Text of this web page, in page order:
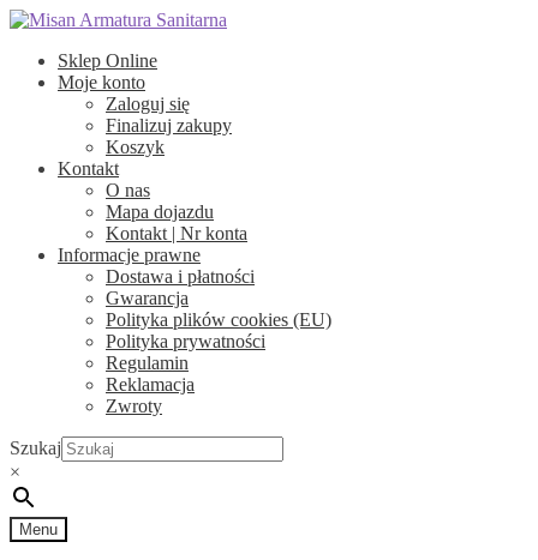
Przejdź
nawigacji
Przejdź
treści
Sklep Online
Moje konto
Zaloguj się
Finalizuj zakupy
Koszyk
Kontakt
O nas
Mapa dojazdu
Kontakt | Nr konta
Informacje prawne
Dostawa i płatności
Gwarancja
Polityka plików cookies (EU)
Polityka prywatności
Regulamin
Reklamacja
Zwroty
Szukaj
×
Menu